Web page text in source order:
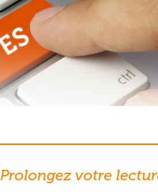
Prolongez votre